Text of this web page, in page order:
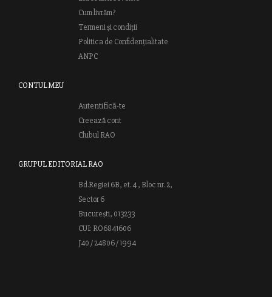
Cum livrăm?
Termeni și condiții
Politica de Confidențialitate
ANPC
CONTUL MEU
Autentifică-te
Creează cont
Clubul RAO
GRUPUL EDITORIAL RAO
Bd.Regiei 6B, et. 4 , Bloc nr. 2,
Sector 6
București, 013233
CUI: RO6841606
J40 / 24806 / 1994